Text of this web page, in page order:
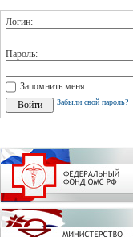
Логин:
Пароль:
Запомнить меня
Забыли свой пароль?